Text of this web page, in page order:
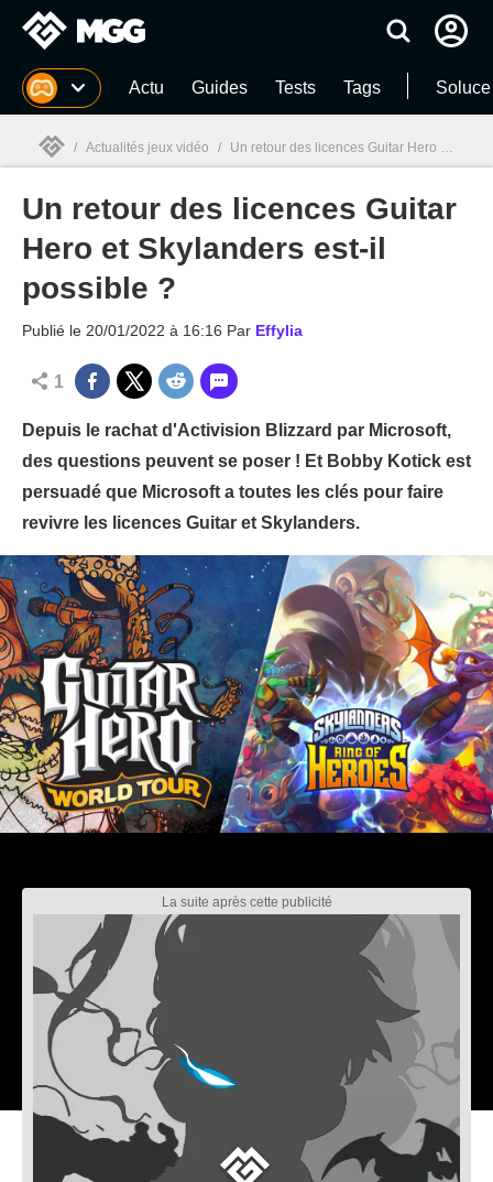
MGG Actu Guides Tests Tags
MGG
/ Actualités jeux vidéo / Un retour des licences Guitar Hero et Skylanders est-il possible ?
Un retour des licences Guitar
Hero et Skylanders est-il
possible ?
Publié le 20/01/2022 à 16:16 Par Effylia
1
Depuis le rachat d'Activision Blizzard par Microsoft,
des questions peuvent se poser ! Et Bobby Kotick est
persuadé que Microsoft a toutes les clés pour faire
revivre les licences Guitar et Skylanders.